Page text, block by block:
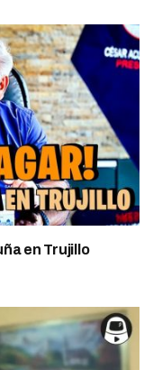
en Trujillo